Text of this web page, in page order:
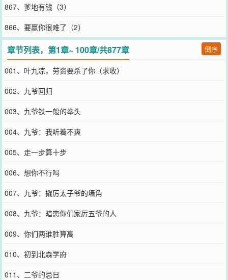
867、爹地有钱（3）
866、要赢你很难了（2）
章节列表，第1章~ 100章/共877章 倒序
001、叶九凉，劳资要杀了你（求收）
002、九爷回归
003、九爷铁一般的拳头
004、九爷：我听着不爽
005、走一步算十步
006、想你不行吗
007、九爷：撬厉太子爷的墙角
008、九爷：暗恋你们家厉五爷的人
009、你们两谁胜算高
010、初到北森学府
011、二爷的忌日